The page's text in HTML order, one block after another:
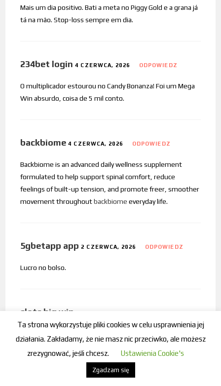
Mais um dia positivo. Bati a meta no Piggy Gold e a grana já
tá na mão. Stop-loss sempre em dia.
234bet login 4 CZERWCA, 2026 ODPOWIEDZ
O multiplicador estourou no Candy Bonanza! Foi um Mega
Win absurdo, coisa de 5 mil conto.
backbiome 4 CZERWCA, 2026 ODPOWIEDZ
Backbiome is an advanced daily wellness supplement
formulated to help support spinal comfort, reduce
feelings of built-up tension, and promote freer, smoother
movement throughoutbackbiome everyday life.
5gbetapp app 2 CZERWCA, 2026 ODPOWIEDZ
Lucro no bolso.
slots big win
Ta strona wykorzystuje pliki cookies w celu usprawnienia jej
działania. Zakładamy, że nie masz nic przeciwko, ale możesz
zrezygnować, jeśli chcesz.
Ustawienia Cookie's
Zgadzam się